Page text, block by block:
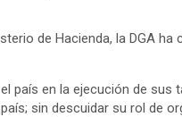
de Hacienda, la DGA
país en la ejecución de
sin descuidar su rol de